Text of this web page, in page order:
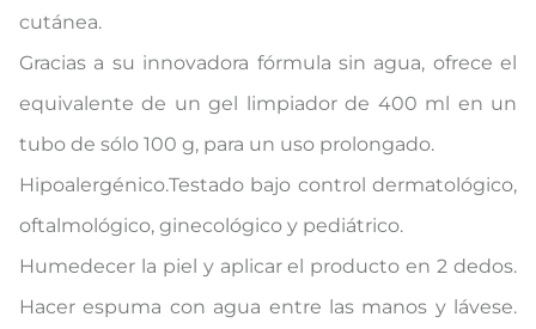
cutánea.
Gracias a su innovadora fórmula sin agua, ofrece el
equivalente de un gel limpiador de 400 ml en un
tubo de sólo 100 g, para un uso prolongado.
Hipoalergénico.Testado bajo control dermatológico,
oftalmológico, ginecológico y pediátrico.
Humedecer la piel y aplicar el producto en 2 dedos.
Hacer espuma con agua entre las manos y lávese.